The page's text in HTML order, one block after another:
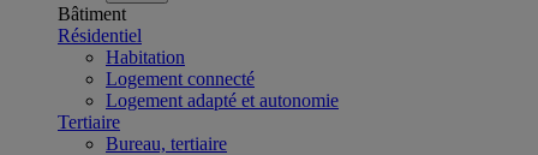
Bâtiment
Résidentiel
Habitation
Logement connecté
Logement adapté et autonomie
Tertiaire
Bureau, tertiaire